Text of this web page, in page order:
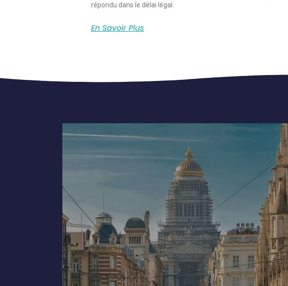
répondu dans le délai légal.
En Savoir Plus